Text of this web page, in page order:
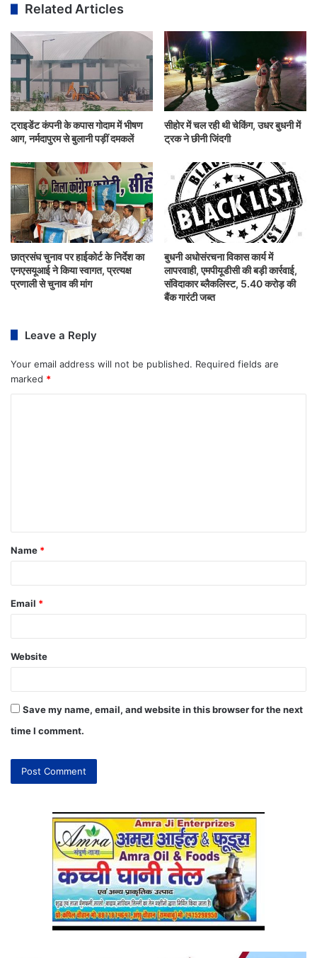
Related Articles
ट्राइडेंट कंपनी के कपास गोदाम में भीषण
आग, नर्मदापुरम से बुलानी पड़ीं दमकलें
सीहोर में चल रही थी चेकिंग, उधर बुधनी में
ट्रक ने छीनी जिंदगी
छात्रसंघ चुनाव पर हाईकोर्ट के निर्देश का
एनएसयूआई ने किया स्वागत, प्रत्यक्ष
प्रणाली से चुनाव की मांग
बुधनी अधोसंरचना विकास कार्य में
लापरवाही, एमपीयूडीसी की बड़ी कार्रवाई,
संविदाकार ब्लैकलिस्ट, 5.40 करोड़ की
बैंक गारंटी जब्त
Leave a Reply
Your email address will not be published. Required fields are
marked *
Name *
Email *
Website
Save my name, email, and website in this browser for the next
time I comment.